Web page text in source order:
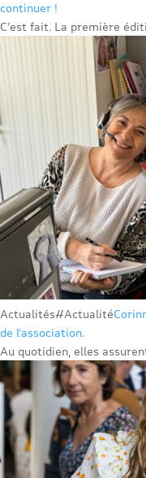
continuer !
C’est fait. La première
Actualités#Actualité
de l’association.
Au quotidien, elles